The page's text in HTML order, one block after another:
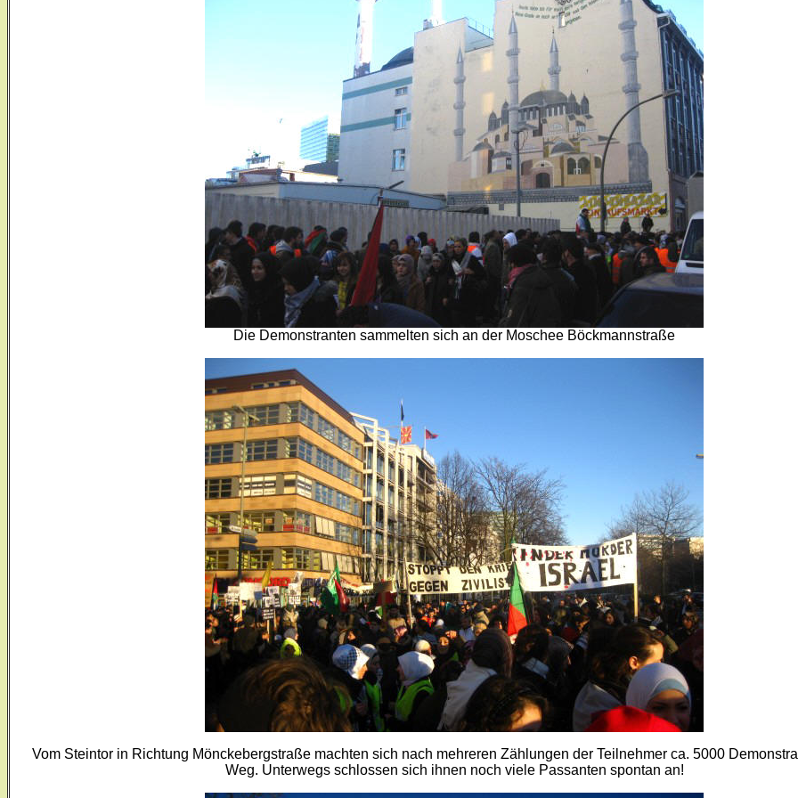
Die Demonstranten sammelten sich an der Moschee Böckmannstraße
Vom Steintor in Richtung Mönckebergstraße machten sich nach mehreren Zählungen der Teilnehmer ca. 5000
Weg. Unterwegs schlossen sich ihnen noch viele Passanten spontan an!